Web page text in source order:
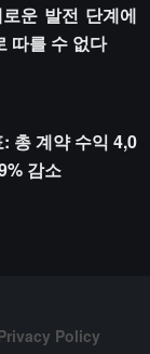
운 발전 단계에
따를 수 없다
총 계약 수익 4,0
감소
Policy